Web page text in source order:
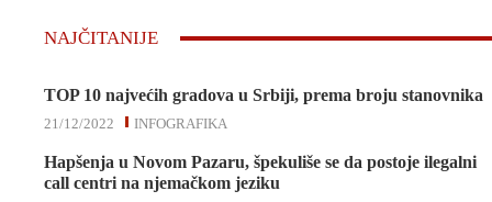
NAJČITANIJE
TOP 10 najvećih gradova u Srbiji, prema broju stanovnika
INFOGRAFIKA
21/12/2022
Hapšenja u Novom Pazaru, špekuliše se da postoje ilegalni
call centri na njemačkom jeziku